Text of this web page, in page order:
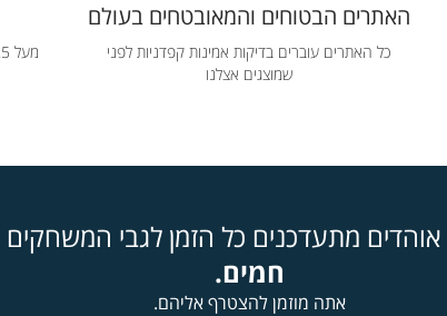
האתרים הבטוחים והמאובטחים בעולם
כל האתרים עוברים בדיקות אמינות קפדניות לפני
שמוצגים אצלנו
אוהדים מתעדכנים כל הזמן לגבי המשחקים
חמים.
אתה מוזמן להצטרף אליהם.